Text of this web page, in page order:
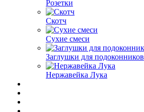
Розетки
Скотч
Сухие смеси
Заглушки для подоконников
Нержавейка Лука